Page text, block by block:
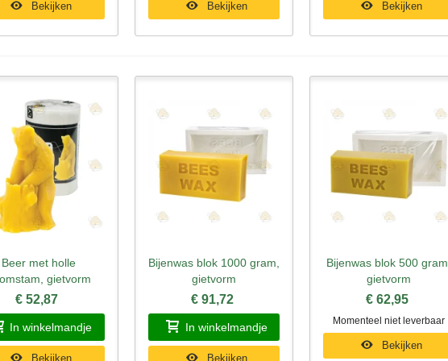
Bekijken Bekijken Bekijken
bekijken
Beer met holle
gietvorm
€ 52,87
In winkelmandje
Bekijken
Snel bekijken
Bijenwas blok 1000 gram,
gietvorm
€ 91,72
In winkelmandje
Bekijken
Snel bekijken
Bijenwas blok 500 gram,
gietvorm
€ 62,95
Momenteel niet leverbaar
Bekijken